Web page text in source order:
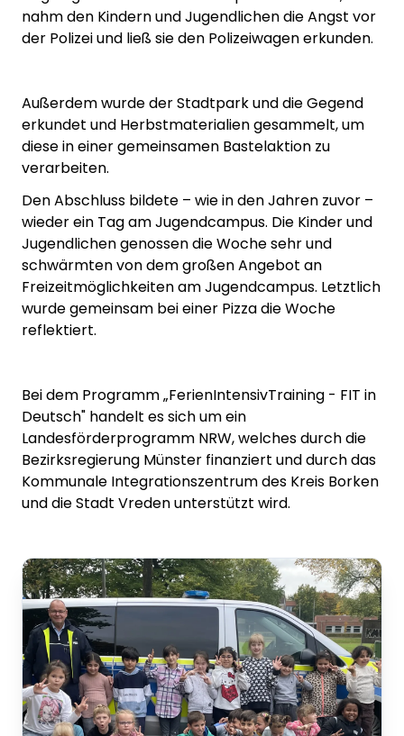
nahm den Kindern und Jugendlichen die Angst vor
der Polizei und ließ sie den Polizeiwagen erkunden.
Außerdem wurde der Stadtpark und die Gegend
erkundet und Herbstmaterialien gesammelt, um
diese in einer gemeinsamen Bastelaktion zu
verarbeiten.
Den Abschluss bildete – wie in den Jahren zuvor –
wieder ein Tag am Jugendcampus. Die Kinder und
Jugendlichen genossen die Woche sehr und
schwärmten von dem großen Angebot an
Freizeitmöglichkeiten am Jugendcampus. Letztlich
wurde gemeinsam bei einer Pizza die Woche
reflektiert.
Bei dem Programm „FerienIntensivTraining - FIT in
Deutsch" handelt es sich um ein
Landesförderprogramm NRW, welches durch die
Bezirksregierung Münster finanziert und durch das
Kommunale Integrationszentrum des Kreis Borken
und die Stadt Vreden unterstützt wird.